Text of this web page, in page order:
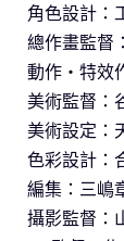
角色設計：
總作畫監督
動作・特效
美術監督：
美術設定：
色彩設計：
編集：三嶋
攝影監督：